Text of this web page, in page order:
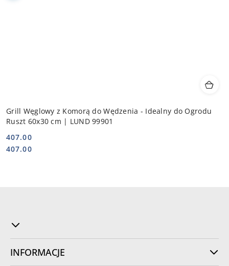
Grill Węglowy z Komorą do Wędzenia - Idealny do Ogrodu
Ruszt 60x30 cm | LUND 99901
Cena:
407.00
Cena:
407.00
INFORMACJE